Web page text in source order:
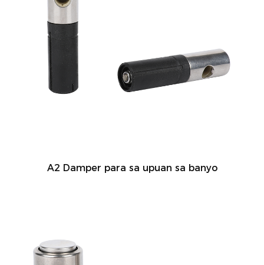
A2 Damper para sa upuan sa banyo